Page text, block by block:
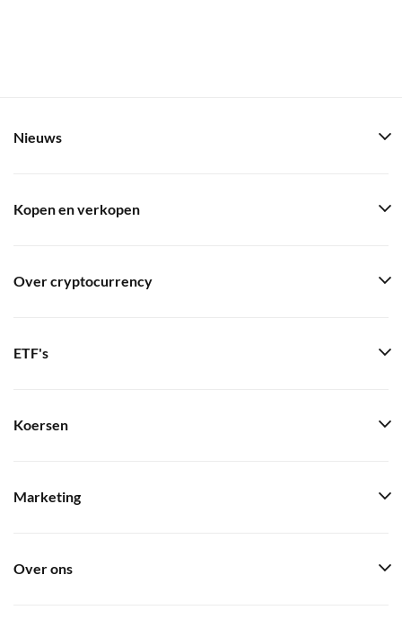
Nieuws
Kopen en verkopen
Over cryptocurrency
ETF's
Koersen
Marketing
Over ons